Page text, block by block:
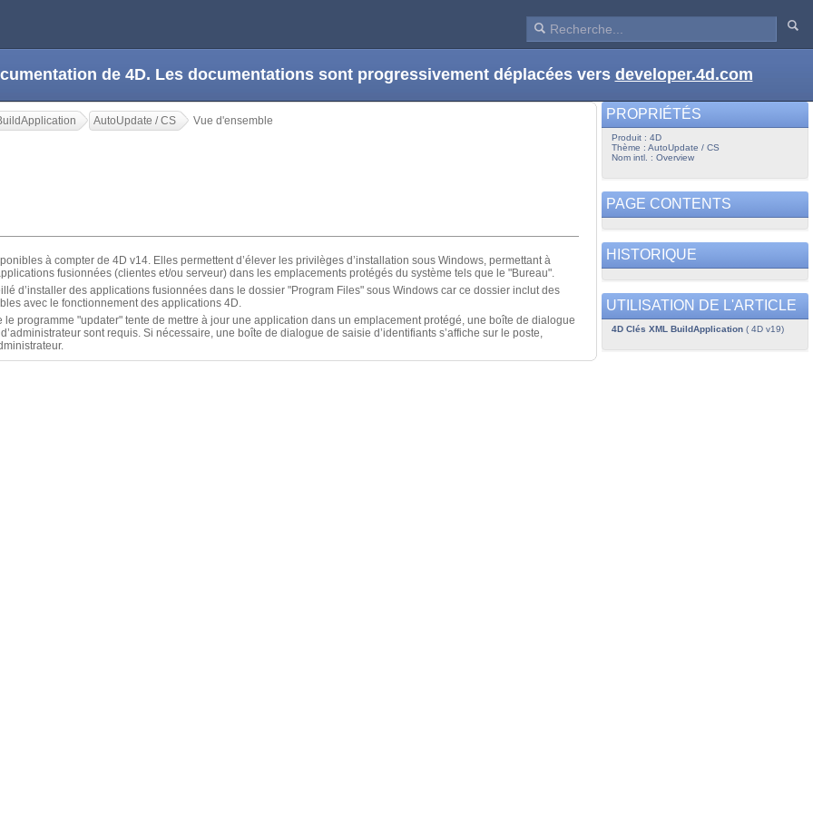
de 4D. Les documentations sont progressivement déplacées vers developer.4d.com
AutoUpdate / CS Vue d'ensemble
à compter de 4D v14. Elles permettent d’élever les privilèges d’installation sous Windows, permettant à
fusionnées (clientes et/ou serveur) dans les emplacements protégés du système tels que le "Bureau".
d’installer des applications fusionnées dans le dossier "Program Files" sous Windows car ce dossier inclut des
avec le fonctionnement des applications 4D.
le programme "updater" tente de mettre à jour une application dans un emplacement protégé, une boîte de dialogue
sont requis. Si nécessaire, une boîte de dialogue de saisie d’identifiants s’affiche sur le poste,
PROPRIÉTÉS
Produit : 4D
Thème : AutoUpdate / CS
Nom intl. : Overview
PAGE CONTENTS
HISTORIQUE
UTILISATION DE L'ARTICLE
4D Clés XML BuildApplication( 4D v19)